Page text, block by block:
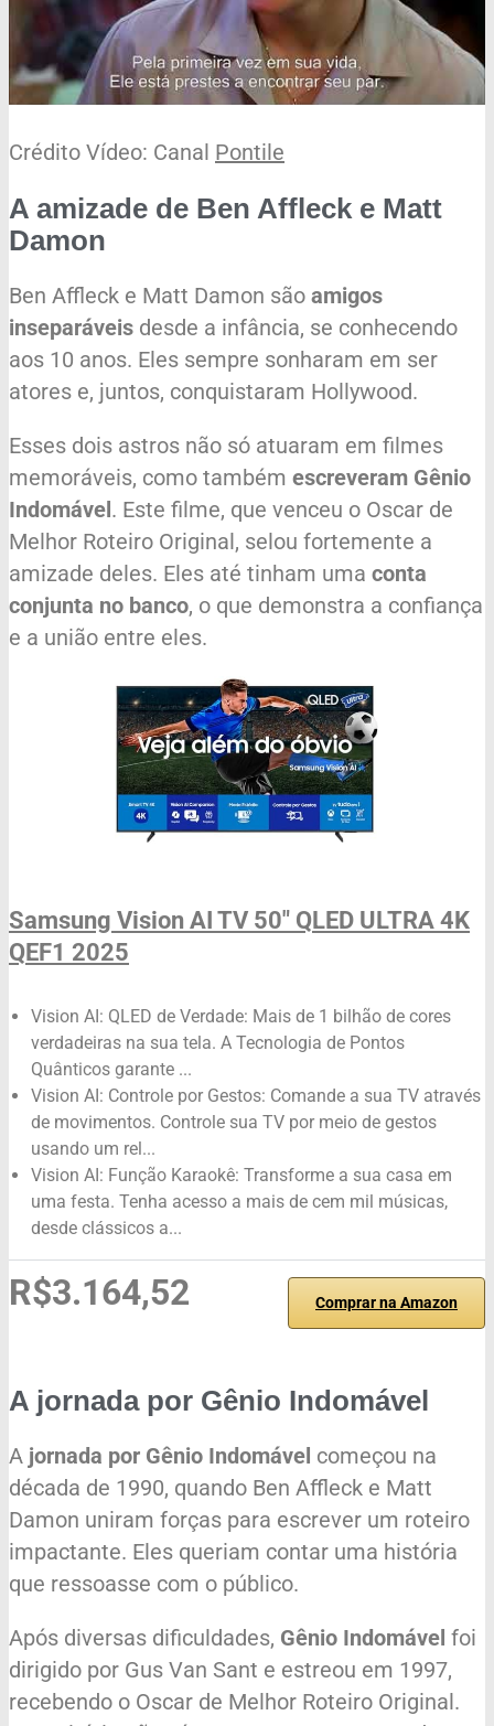
Crédito Vídeo: Canal Pontile
A amizade de Ben Affleck e Matt
Damon
Ben Affleck e Matt Damon são amigos
inseparáveis desde a infância, se conhecendo
aos 10 anos. Eles sempre sonharam em ser
atores e, juntos, conquistaram Hollywood.
Esses dois astros não só atuaram em filmes
memoráveis, como também escreveram Gênio
Indomável. Este filme, que venceu o Oscar de
Melhor Roteiro Original, selou fortemente a
amizade deles. Eles até tinham uma conta
conjunta no banco, o que demonstra a confiança
e a união entre eles.
Samsung Vision AI TV 50" QLED ULTRA 4K
QEF1 2025
Vision AI: QLED de Verdade: Mais de 1 bilhão de cores
verdadeiras na sua tela. A Tecnologia de Pontos
Quânticos garante ...
Vision AI: Controle por Gestos: Comande a sua TV através
de movimentos. Controle sua TV por meio de gestos
usando um rel...
Vision AI: Função Karaokê: Transforme a sua casa em
uma festa. Tenha acesso a mais de cem mil músicas,
desde clássicos a...
R$3.164,52 Comprar na Amazon
A jornada por Gênio Indomável
A jornada por Gênio Indomável começou na
década de 1990, quando Ben Affleck e Matt
Damon uniram forças para escrever um roteiro
impactante. Eles queriam contar uma história
que ressoasse com o público.
Após diversas dificuldades, Gênio Indomável foi
dirigido por Gus Van Sant e estreou em 1997,
recebendo o Oscar de Melhor Roteiro Original.